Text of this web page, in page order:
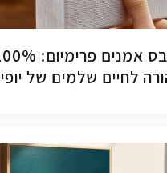
לחיים שלמים של יופי